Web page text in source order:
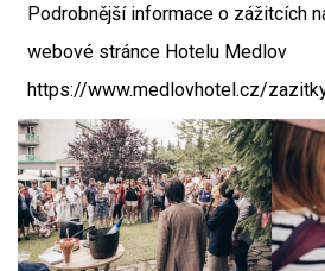
Podrobnější informace o zážitcích
webové stránce Hotelu Medlov
https://www.medlovhotel.cz/